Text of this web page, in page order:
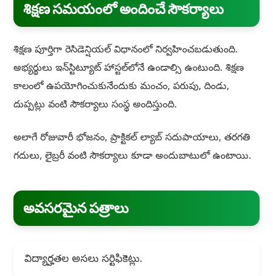
శిక్షణ సమయంలో అందించే సౌకర్యాలు
శిక్షణ పూర్తిగా రెసిడెన్షియల్ విధానంలో నిర్వహించబడుతుంది.
అభ్యర్థులు ఇన్‌స్టిట్యూట్ హాస్టల్‌లోనే ఉండాల్సి ఉంటుంది. శిక్షణ
కాలంలో ఉపయోగించుకునేందుకు మంచం, పరుపు, దిండు,
దుప్పట్లు వంటి సౌకర్యాలు సంస్థ అందిస్తుంది.
అలాగే రోజువారీ భోజనం, ప్రాక్టికల్ ల్యాబ్ సదుపాయాలు, తరగతి
గదులు, లైబ్రరీ వంటి సౌకర్యాలు కూడా అందుబాటులో ఉంటాయి.
అవసరమైన పత్రాలు
విద్యార్హతల అసలు సర్టిఫికెట్లు.